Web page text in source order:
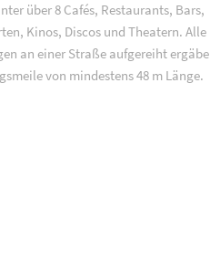
über 8 Cafés, Restaurants, Bars,
Kinos, Discos und Theatern. Alle
an einer Straße aufgereiht ergäbe
von mindestens 48 m Länge.